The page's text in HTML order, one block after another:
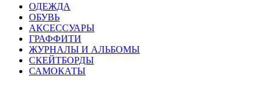
ОДЕЖДА
ОБУВЬ
АКСЕССУАРЫ
ГРАФФИТИ
ЖУРНАЛЫ И АЛЬБОМЫ
СКЕЙТБОРДЫ
САМОКАТЫ